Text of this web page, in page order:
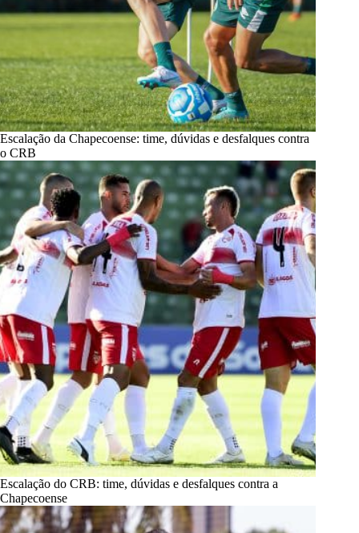
Escalação da Chapecoense: time, dúvidas e desfalques contra
o CRB
Escalação do CRB: time, dúvidas e desfalques contra a
Chapecoense